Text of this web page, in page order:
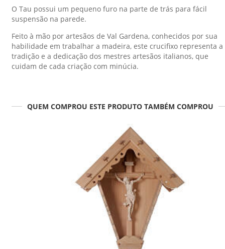
O Tau possui um pequeno furo na parte de trás para fácil
suspensão na parede.
Feito à mão por artesãos de Val Gardena, conhecidos por sua
habilidade em trabalhar a madeira, este crucifixo representa a
tradição e a dedicação dos mestres artesãos italianos, que
cuidam de cada criação com minúcia.
QUEM COMPROU ESTE PRODUTO TAMBÉM COMPROU